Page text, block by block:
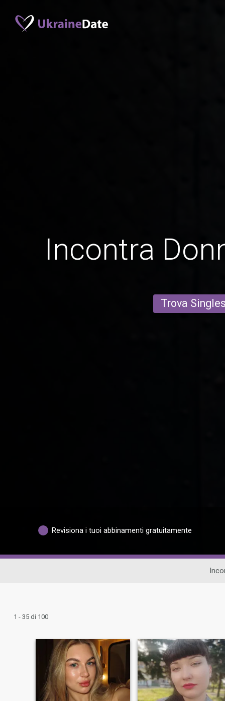
Incontra
Trova
Revisiona i tuoi abbinamenti gratuitamente
1 - 35 di 100